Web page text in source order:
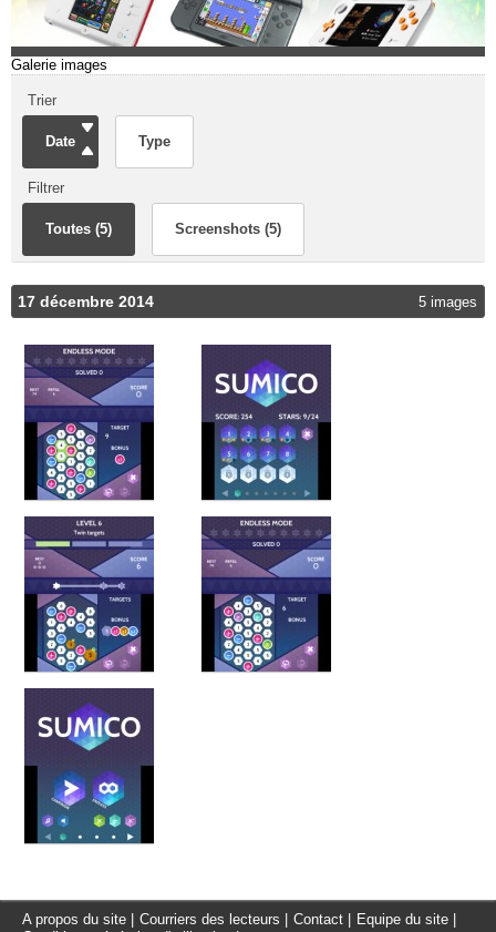
Galerie images
Trier
Date Type
Filtrer
Toutes (5) Screenshots (5)
17 décembre 2014 5 images
A propos du site Courriers des lecteurs Contact Equipe du site